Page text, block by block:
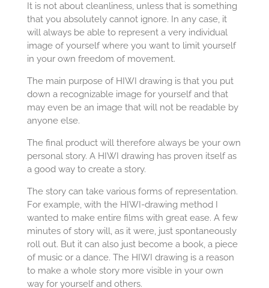
It is not about cleanliness, unless that is something
that you absolutely cannot ignore. In any case, it
will always be able to represent a very individual
image of yourself where you want to limit yourself
in your own freedom of movement.
The main purpose of HIWI drawing is that you put
down a recognizable image for yourself and that
may even be an image that will not be readable by
anyone else.
The final product will therefore always be your own
personal story. A HIWI drawing has proven itself as
a good way to create a story.
The story can take various forms of representation.
For example, with the HIWI-drawing method I
wanted to make entire films with great ease. A few
minutes of story will, as it were, just spontaneously
roll out. But it can also just become a book, a piece
of music or a dance. The HIWI drawing is a reason
to make a whole story more visible in your own
way for yourself and others.